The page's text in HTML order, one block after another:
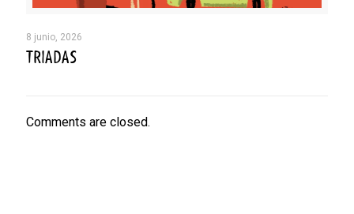
8 junio, 2026
TRIADAS
Comments are closed.